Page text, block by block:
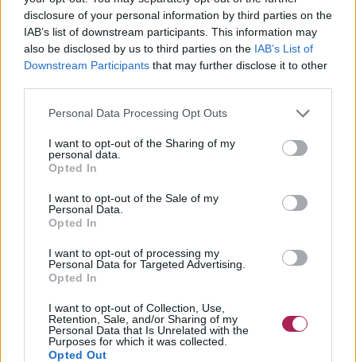
disclosure of your personal information by third parties on the
IAB’s list of downstream participants. This information may
also be disclosed by us to third parties on the IAB’s List of
Downstream Participants that may further disclose it to other
Personal Data Processing Opt Outs
I want to opt-out of the Sharing of my
personal data.
Opted In
I want to opt-out of the Sale of my
Personal Data.
Opted In
I want to opt-out of processing my
Personal Data for Targeted Advertising.
Opted In
I want to opt-out of Collection, Use,
Retention, Sale, and/or Sharing of my
Personal Data that Is Unrelated with the
Purposes for which it was collected.
Opted Out